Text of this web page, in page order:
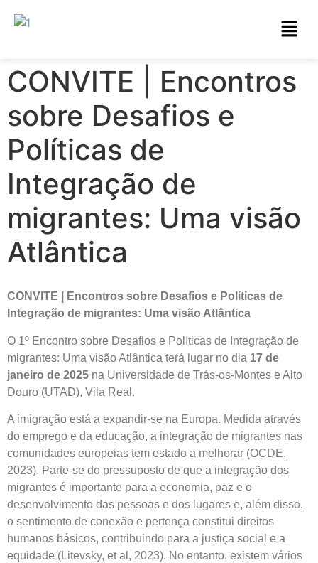
CONVITE | Encontros
sobre Desafios e
Políticas de
Integração de
migrantes: ​Uma visão
Atlântica
CONVITE | Encontros sobre Desafios e Políticas de
Integração de migrantes: ​Uma visão Atlântica
O 1º Encontro sobre Desafios e Políticas de Integração de
migrantes: ​Uma visão Atlântica terá lugar no dia 17 de
janeiro de 2025 na Universidade de Trás-os-Montes e Alto
Douro (UTAD), ​Vila Real.
A imigração está a expandir-se na Europa. Medida através
do emprego e da educação, a integração de migrantes nas
comunidades europeias tem estado a melhorar (OCDE,
2023). Parte-se do pressuposto de que a integração dos
migrantes é importante para a economia, paz e o
desenvolvimento das pessoas e dos lugares e, além disso,
o sentimento de conexão e pertença constitui direitos
humanos básicos, contribuindo para a justiça social e a
equidade (Litevsky, et al, 2023). No entanto, existem vários